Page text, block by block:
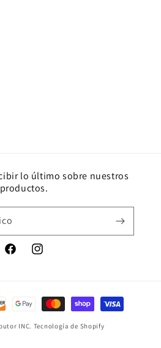
lo último sobre nuestros
productos.
FacebookInstagram
INC. Tecnología de Shopify